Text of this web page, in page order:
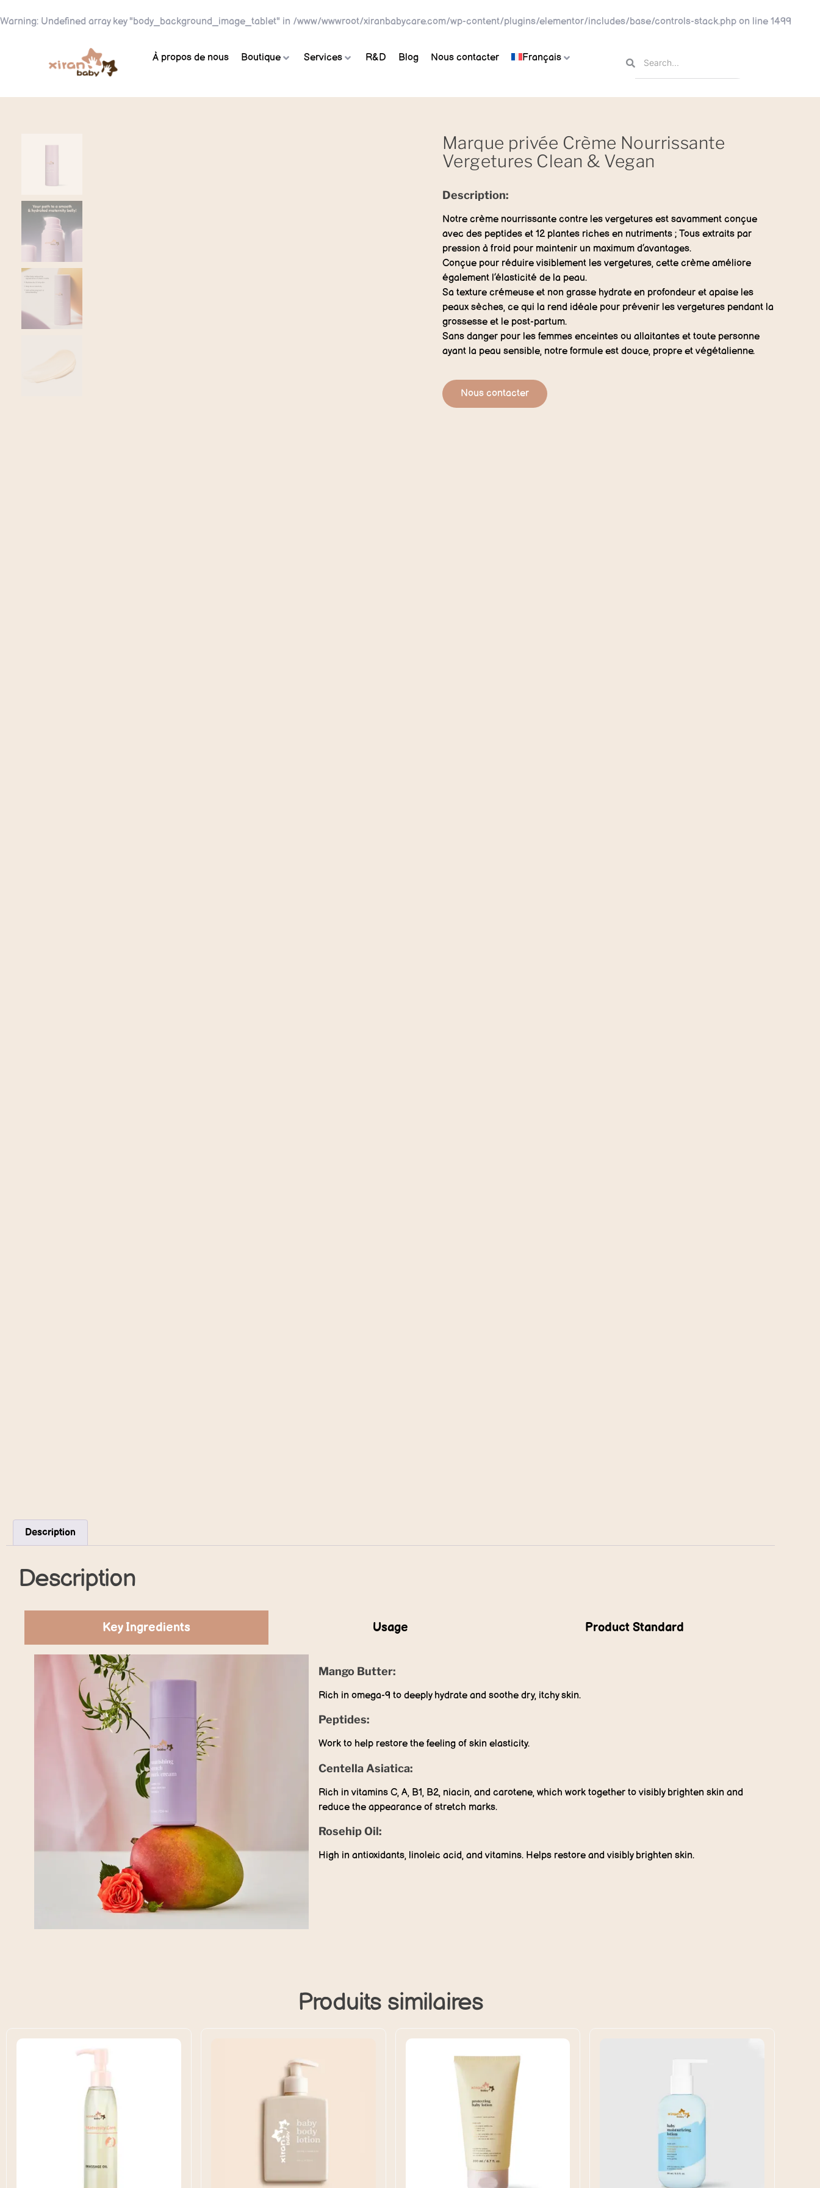
Warning: Undefined array key "body_background_image_tablet" in /www/wwwroot/xiranbabycare.com/wp-content/plugins/elementor/includes/base/controls-stack.php on line 1499
À propos de nous Boutique Services R&D Blog Nous contacter Français
Marque privée Crème Nourrissante
Vergetures Clean & Vegan
Description:
Notre crème nourrissante contre les vergetures est savamment conçue
avec des peptides et 12 plantes riches en nutriments ; Tous extraits par
pression à froid pour maintenir un maximum d’avantages.
Conçue pour réduire visiblement les vergetures, cette crème améliore
également l’élasticité de la peau.
Sa texture crémeuse et non grasse hydrate en profondeur et apaise les
peaux sèches, ce qui la rend idéale pour prévenir les vergetures pendant la
grossesse et le post-partum.
Sans danger pour les femmes enceintes ou allaitantes et toute personne
ayant la peau sensible, notre formule est douce, propre et végétalienne.
Nous contacter
Description
Description
Key Ingredients Usage Product Standard
Mango Butter:
Rich in omega-9 to deeply hydrate and soothe dry, itchy skin.
Peptides:
Work to help restore the feeling of skin elasticity.
Centella Asiatica:
Rich in vitamins C, A, B1, B2, niacin, and carotene, which work together to visibly brighten skin and
reduce the appearance of stretch marks.
Rosehip Oil:
High in antioxidants, linoleic acid, and vitamins. Helps restore and visibly brighten skin.
Produits similaires